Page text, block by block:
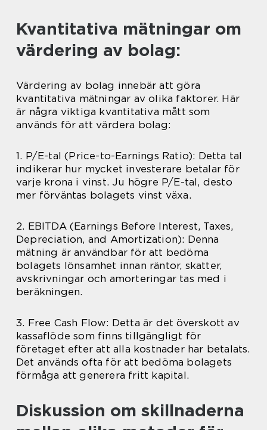
Kvantitativa mätningar om
värdering av bolag:
Värdering av bolag innebär att göra
kvantitativa mätningar av olika faktorer. Här
är några viktiga kvantitativa mått som
används för att värdera bolag:
1. P/E-tal (Price-to-Earnings Ratio): Detta tal
indikerar hur mycket investerare betalar för
varje krona i vinst. Ju högre P/E-tal, desto
mer förväntas bolagets vinst växa.
2. EBITDA (Earnings Before Interest, Taxes,
Depreciation, and Amortization): Denna
mätning är användbar för att bedöma
bolagets lönsamhet innan räntor, skatter,
avskrivningar och amorteringar tas med i
beräkningen.
3. Free Cash Flow: Detta är det överskott av
kassaflöde som finns tillgängligt för
företaget efter att alla kostnader har betalats.
Det används ofta för att bedöma bolagets
förmåga att generera fritt kapital.
Diskussion om skillnaderna